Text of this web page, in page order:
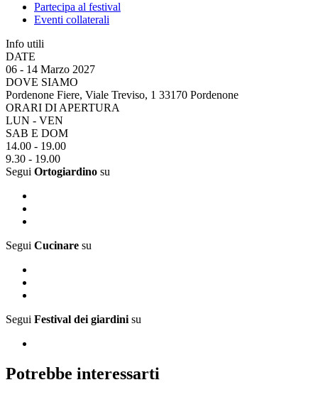
Partecipa al festival
Eventi collaterali
Info utili
DATE
06 - 14 Marzo 2027
DOVE SIAMO
Pordenone Fiere, Viale Treviso, 1 33170 Pordenone
ORARI DI APERTURA
LUN - VEN
SAB E DOM
14.00 - 19.00
9.30 - 19.00
Segui Ortogiardino su
Segui Cucinare su
Segui Festival dei giardini su
Potrebbe interessarti